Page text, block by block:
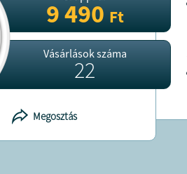
9 490Ft
Vásárlások száma
22
Megosztás